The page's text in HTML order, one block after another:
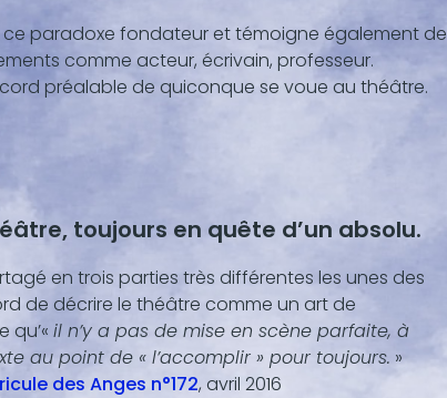
ce paradoxe fondateur et témoigne également de
comme acteur, écrivain, professeur.
préalable de quiconque se voue au théâtre.
toujours en quête d’un absolu.
en trois parties très différentes les unes des
de décrire le théâtre comme un art de
qu’« il n’y a pas de mise en scène parfaite, à
au point de « l’accomplir » pour toujours. »
des Anges n°172, avril 2016